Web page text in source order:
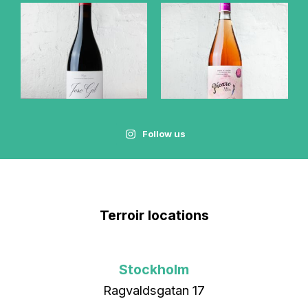
Follow us
Terroir locations
Stockholm
Ragvaldsgatan 17